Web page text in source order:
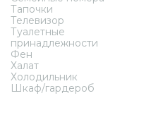
Тапочки
Телевизор
Туалетные
принадлежности
Фен
Халат
Холодильник
Шкаф/гардероб